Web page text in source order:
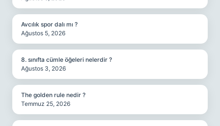
Avcılık spor dalı mı ?
Ağustos 5, 2026
8. sınıfta cümle öğeleri nelerdir ?
Ağustos 3, 2026
The golden rule nedir ?
Temmuz 25, 2026